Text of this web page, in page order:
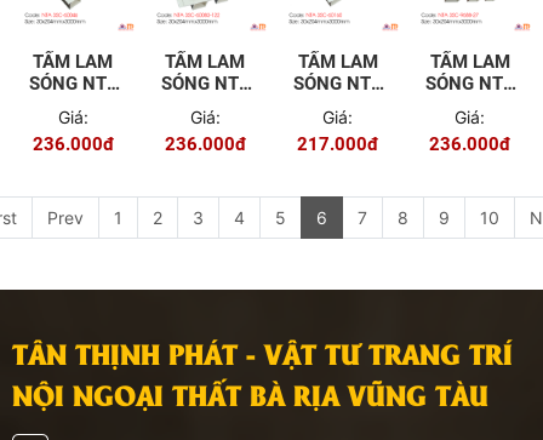
TẤM LAM
SÓNG NTA
3SC-60046
Giá:
236.000đ
TẤM LAM
SÓNG NTA
3SC-
60083-122
Giá:
236.000đ
TẤM LAM
SÓNG NTA
3SC-60160
Giá:
217.000đ
TẤM LAM
SÓNG NTA
3SC-9688-
27
Giá:
236.000đ
Prev 1 2 3 4 5 6 7 8 9 10
TÂN THỊNH PHÁT - VẬT TƯ TRANG TRÍ
NỘI NGOẠI THẤT BÀ RỊA VŨNG TÀU